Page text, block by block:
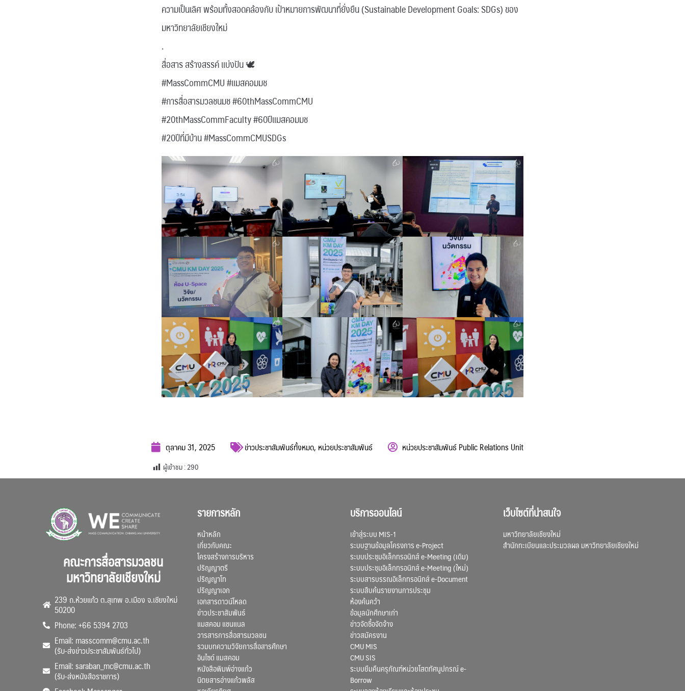
ความเป็นเลิศ พร้อมทั้งสอดคล้องกับ เป้าหมายการพัฒนาที่ยั่งยืน (Sustainable Development Goals: SDGs) ของ
มหาวิทยาลัยเชียงใหม่
.
สื่อสาร สร้างสรรค์ แบ่งปัน 🕊
#MassCommCMU #แมสคอมมช
#การสื่อสารมวลชนมช #60thMassCommCMU
#20thMassCommFaculty #60ปีแมสคอมมช
#20ปีที่มีบ้าน #MassCommCMUSDGs
ตุลาคม 31, 2025 ข่าวประชาสัมพันธ์ทั้งหมด, หน่วยประชาสัมพันธ์ หน่วยประชาสัมพันธ์ Public Relations Unit
ผู้เข้าชม :290
คณะการสื่อสารมวลชน
มหาวิทยาลัยเชียงใหม่
239 ถ.ห้วยแก้ว ต.สุเทพ อ.เมือง จ.เชียงใหม่
50200
Phone: +66 5394 2703
Email: masscomm@cmu.ac.th
(รับ-ส่งข่าวประชาสัมพันธ์ทั่วไป)
Email: saraban_mc@cmu.ac.th
(รับ-ส่งหนังสือราชการ)
รายการหลัก
หน้าหลัก
เกี่ยวกับคณะ
โครงสร้างการบริหาร
ปริญญาตรี
ปริญญาโท
ปริญญาเอก
เอกสารดาวน์โหลด
ข่าวประชาสัมพันธ์
แมสคอม แชนแนล
วารสารการสื่อสารมวลชน
รวมบทความวิจัยการสื่อสารศึกษา
อินไซด์ แมสคอม
หนังสือพิมพ์อ่างแก้ว
นิตยสารอ่างแก้วพลัส
บริการออนไลน์
เข้าสู่ระบบ MIS-1
ระบบฐานข้อมูลโครงการ e-Project
ระบบประชุมอิเล็กทรอนิกส์ e-Meeting (เดิม)
ระบบประชุมอิเล็กทรอนิกส์ e-Meeting (ใหม่)
ระบบสารบรรณอิเล็กทรอนิกส์ e-Document
ระบบสืบค้นรายงานการประชุม
ห้องค้นคว้า
ข้อมูลนักศึกษาเก่า
ข่าวจัดซื้อจัดจ้าง
ข่าวสมัครงาน
CMU MIS
CMU SIS
ระบบยืมคืนครุภัณฑ์หน่วยโสตทัศนูปกรณ์ e-
Borrow
เว็บไซต์ที่น่าสนใจ
มหาวิทยาลัยเชียงใหม่
สำนักทะเบียนและประมวลผล มหาวิทยาลัยเชียงใหม่